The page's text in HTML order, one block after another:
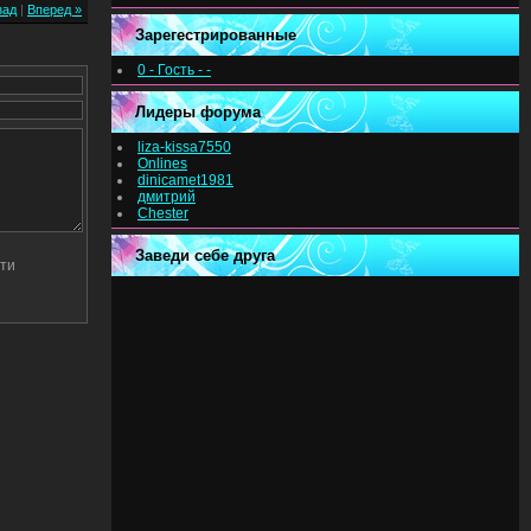
| Вперед »
Зарегестрированные
0 - Гость - -
Лидеры форума
liza-kissa7550
Onlines
dinicamet1981
дмитрий
Chester
Заведи себе друга